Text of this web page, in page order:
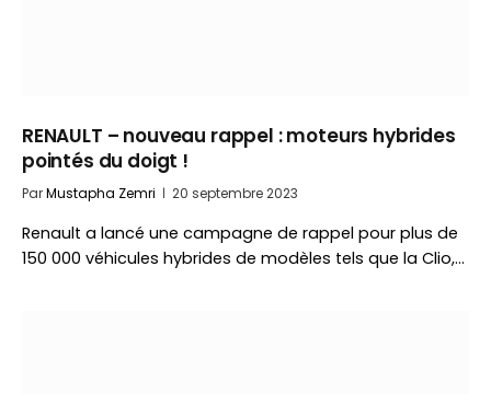
RENAULT – nouveau rappel : moteurs hybrides
pointés du doigt !
ParMustapha Zemri 20 septembre 2023
Renault a lancé une campagne de rappel pour plus de
150 000 véhicules hybrides de modèles tels que la Clio,…